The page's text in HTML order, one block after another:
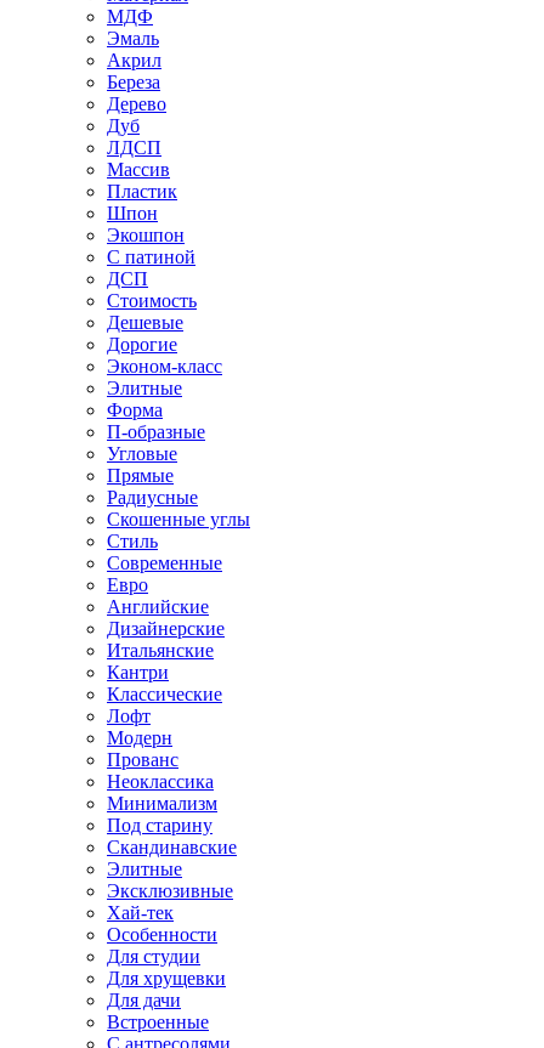
МДФ
Эмаль
Акрил
Береза
Дерево
Дуб
ЛДСП
Массив
Пластик
Шпон
Экошпон
С патиной
ДСП
Стоимость
Дешевые
Дорогие
Эконом-класс
Элитные
Форма
П-образные
Угловые
Прямые
Радиусные
Скошенные углы
Стиль
Современные
Евро
Английские
Дизайнерские
Итальянские
Кантри
Классические
Лофт
Модерн
Прованс
Неоклассика
Минимализм
Под старину
Скандинавские
Элитные
Эксклюзивные
Хай-тек
Особенности
Для студии
Для хрущевки
Для дачи
Встроенные
С антресолями